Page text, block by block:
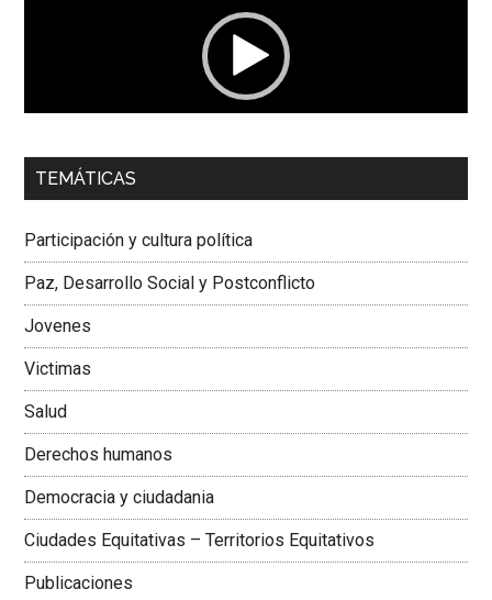
00:00 01:04
Dra. Carolina Corcho Mejía,Presidenta Corporación
Colombiana
TEMÁTICAS
Participación y cultura política
Paz, Desarrollo Social y Postconflicto
Jovenes
Victimas
Salud
Derechos humanos
Democracia y ciudadania
Ciudades Equitativas – Territorios Equitativos
Publicaciones